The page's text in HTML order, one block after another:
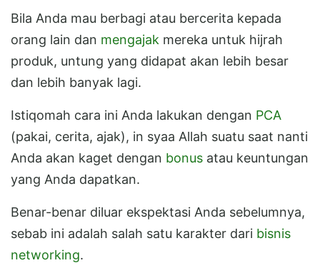
Bila Anda mau berbagi atau bercerita kepada
orang lain dan mengajak mereka untuk hijrah
produk, untung yang didapat akan lebih besar
dan lebih banyak lagi.
Istiqomah cara ini Anda lakukan dengan PCA
(pakai, cerita, ajak), in syaa Allah suatu saat nanti
Anda akan kaget dengan bonus atau keuntungan
yang Anda dapatkan.
Benar-benar diluar ekspektasi Anda sebelumnya,
sebab ini adalah salah satu karakter dari bisnis
networking.